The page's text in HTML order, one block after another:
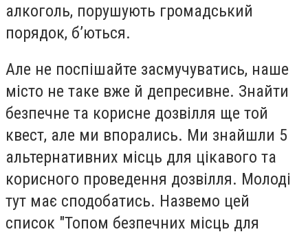
алкоголь, порушують громадський
порядок, б’ються.
Але не поспішайте засмучуватись, наше
місто не таке вже й депресивне. Знайти
безпечне та корисне дозвілля ще той
квест, але ми впорались. Ми знайшли 5
альтернативних місць для цікавого та
корисного проведення дозвілля. Молоді
тут має сподобатись. Назвемо цей
список "Топом безпечних місць для